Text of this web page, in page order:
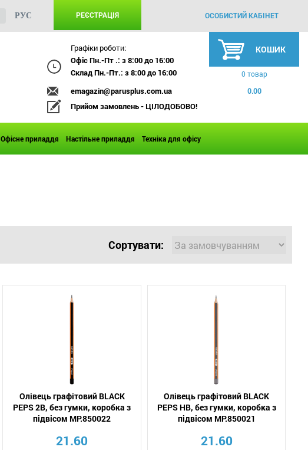
РЕЄСТРАЦІЯ ОСОБИСТИЙ КАБІНЕТ
РУС
Графіки роботи:
Офіс Пн.-Пт .: з 8:00 до 16:00
Склад Пн.-Пт.: з 8:00 до 16:00
emagazin@parusplus.com.ua
Прийом замовлень - ЦІЛОДОБОВО!
КОШИК
0 товар
0.00
Офісне приладдя Настільне приладдя Техніка для офісу
Сортувати:
Олівець графітовий BLACK
PEPS 2B, без гумки, коробка з
підвісом MP.850022
21.60
Олівець графітовий BLACK
PEPS HB, без гумки, коробка з
підвісом MP.850021
21.60